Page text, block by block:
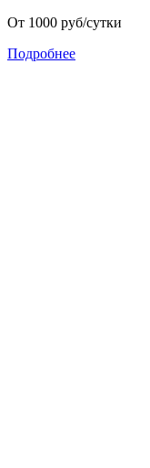
От 1000 руб/сутки
Подробнее